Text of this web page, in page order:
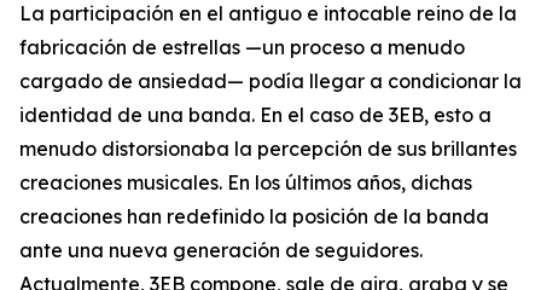
La participación en el antiguo e intocable reino de la
fabricación de estrellas —un proceso a menudo
cargado de ansiedad— podía llegar a condicionar la
identidad de una banda. En el caso de 3EB, esto a
menudo distorsionaba la percepción de sus brillantes
creaciones musicales. En los últimos años, dichas
creaciones han redefinido la posición de la banda
ante una nueva generación de seguidores.
Actualmente, 3EB compone, sale de gira, graba y se